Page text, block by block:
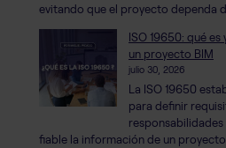
evitando que el proyecto dependa
ISO 19650: qué
un proyecto BIM
julio 30, 2026
La ISO 19650
para definir
fiable la información de un proyecto